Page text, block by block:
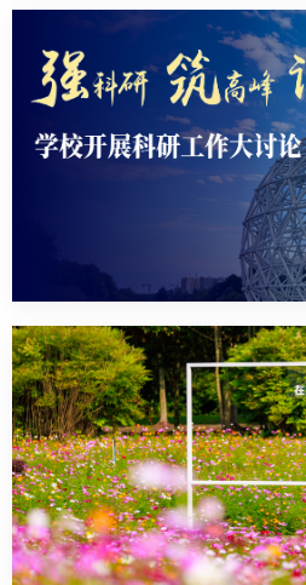
信息门户
EN